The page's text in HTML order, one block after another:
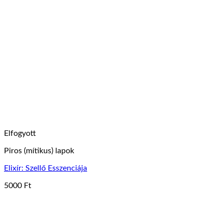
Elfogyott
Piros (mítikus) lapok
Elixír: Szellő Esszenciája
5000 Ft